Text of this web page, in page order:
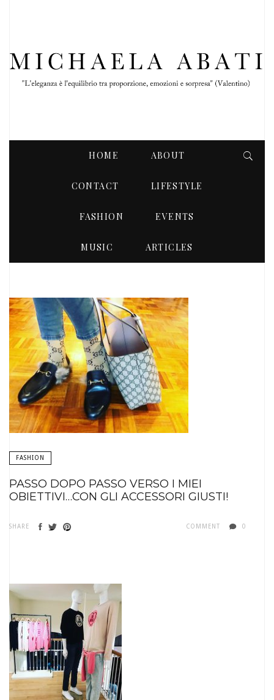
HOME ABOUT
CONTACT LIFESTYLE
FASHION EVENTS
MUSIC ARTICLES
FEBBRAIO 2018
FASHION
PASSO DOPO PASSO VERSO I MIEI
OBIETTIVI…CON GLI ACCESSORI GIUSTI!
SHARE COMMENT 0